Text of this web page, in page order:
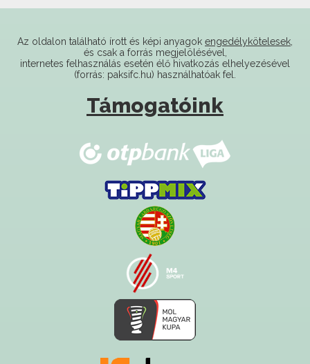
internetes felhasználás esetén élő hivatkozás elhelyezésével
(forrás: paksifc.hu) használhatóak fel.
Támogatóink